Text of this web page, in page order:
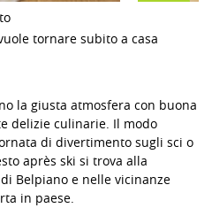
tornare subito a casa
la giusta atmosfera con buona
delizie culinarie. Il modo
di divertimento sugli sci o
après ski si trova alla
Belpiano e nelle vicinanze
in paese.